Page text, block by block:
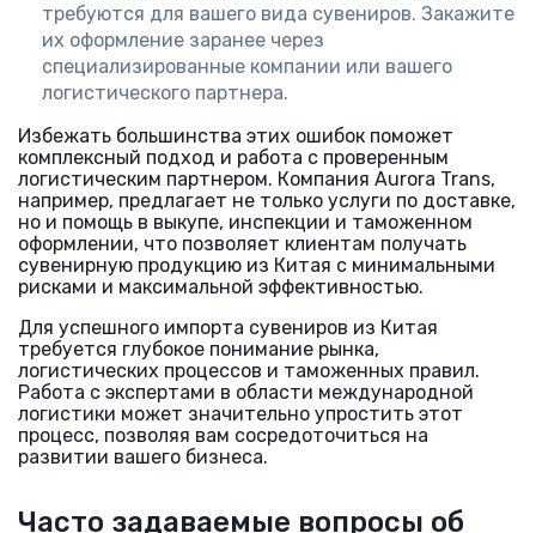
требуются для вашего вида сувениров. Закажите
их оформление заранее через
специализированные компании или вашего
логистического партнера.
Избежать большинства этих ошибок поможет
комплексный подход и работа с проверенным
логистическим партнером. Компания Aurora Trans,
например, предлагает не только услуги по доставке,
но и помощь в выкупе, инспекции и таможенном
оформлении, что позволяет клиентам получать
сувенирную продукцию из Китая с минимальными
рисками и максимальной эффективностью.
Для успешного импорта сувениров из Китая
требуется глубокое понимание рынка,
логистических процессов и таможенных правил.
Работа с экспертами в области международной
логистики может значительно упростить этот
процесс, позволяя вам сосредоточиться на
развитии вашего бизнеса.
Часто задаваемые вопросы об